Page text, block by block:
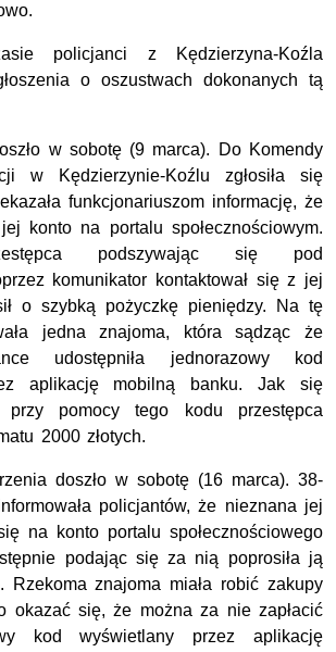
policjanci z Kędzierzyna-Koźla
o oszustwach dokonanych tą
w sobotę (9 marca). Do Komendy
w Kędzierzynie-Koźlu zgłosiła się
funkcjonariuszom informację, że
konto na portalu społecznościowym.
podszywając się pod
komunikator kontaktował się z jej
o szybką pożyczkę pieniędzy. Na tę
jedna znajoma, która sądząc że
udostępniła jednorazowy kod
aplikację mobilną banku. Jak się
przy pomocy tego kodu przestępca
2000 złotych.
doszło w sobotę (16 marca). 38-
policjantów, że nieznana jej
na konto portalu społecznościowego
podając się za nią poprosiła ją
Rzekoma znajoma miała robić zakupy
okazać się, że można za nie zapłacić
kod wyświetlany przez aplikację